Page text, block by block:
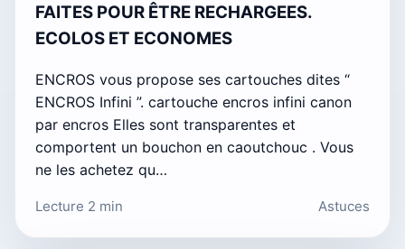
FAITES POUR ÊTRE RECHARGEES.
ECOLOS ET ECONOMES
ENCROS vous propose ses cartouches dites “
ENCROS Infini ”. cartouche encros infini canon
par encros Elles sont transparentes et
comportent un bouchon en caoutchouc . Vous
ne les achetez qu…
Lecture 2 min Astuces